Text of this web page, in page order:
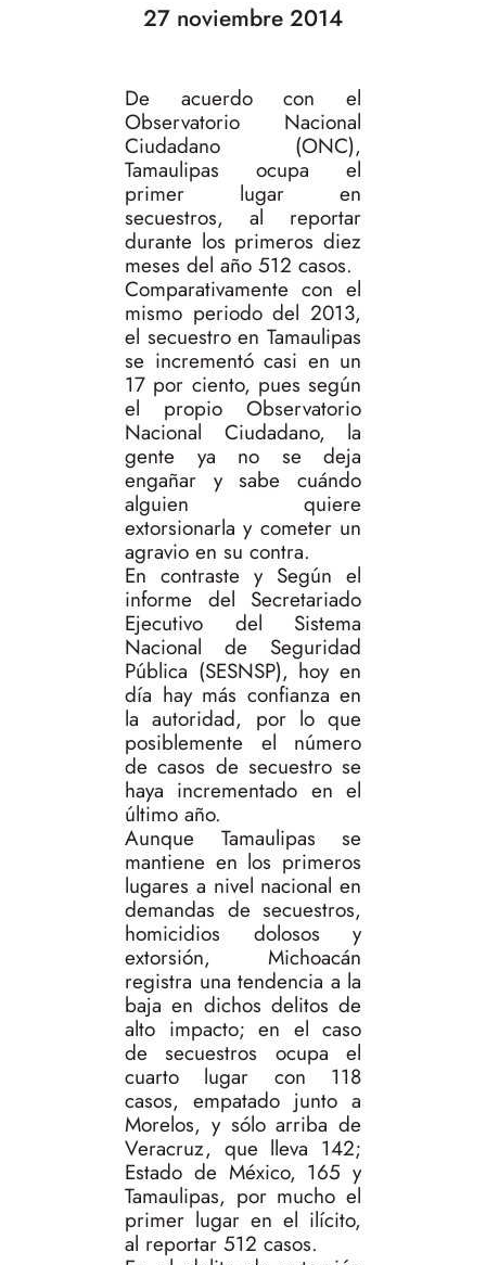
27 noviembre 2014
De acuerdo con el
Observatorio Nacional
Ciudadano (ONC),
Tamaulipas ocupa el
primer lugar en
secuestros, al reportar
durante los primeros diez
meses del año 512 casos.
Comparativamente con el
mismo periodo del 2013,
el secuestro en Tamaulipas
se incrementó casi en un
17 por ciento, pues según
el propio Observatorio
Nacional Ciudadano, la
gente ya no se deja
engañar y sabe cuándo
alguien quiere
extorsionarla y cometer un
agravio en su contra.
En contraste y Según el
informe del Secretariado
Ejecutivo del Sistema
Nacional de Seguridad
Pública (SESNSP), hoy en
día hay más confianza en
la autoridad, por lo que
posiblemente el número
de casos de secuestro se
haya incrementado en el
último año.
Aunque Tamaulipas se
mantiene en los primeros
lugares a nivel nacional en
demandas de secuestros,
homicidios dolosos y
extorsión, Michoacán
registra una tendencia a la
baja en dichos delitos de
alto impacto; en el caso
de secuestros ocupa el
cuarto lugar con 118
casos, empatado junto a
Morelos, y sólo arriba de
Veracruz, que lleva 142;
Estado de México, 165 y
Tamaulipas, por mucho el
primer lugar en el ilícito,
al reportar 512 casos.